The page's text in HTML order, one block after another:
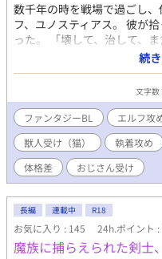
数千年の時を戦場で過ごし
フ、ユノスティアス。 彼が
った。 「壊して、治して、
は、やがて戦友であるもう
をも巻き込み、歪な共有生
・最強エルフ攻め×2 ✕ 髭
着と歪んだ溺愛 ・※無理や
を含みます。 ・別作『最強
ム採用ですが、未読でも全
有る回には＊有り。 ※現在ま
ぜひ『お気に入り』で生存確
続
文字
ファンタジーBL エルフ攻
獣人受け（猫）
執着攻め
体格差
おじさん受け
長編 連載中 R18
お気に入り : 145 24h.ポイント :
魔族に捕らえられた剣士